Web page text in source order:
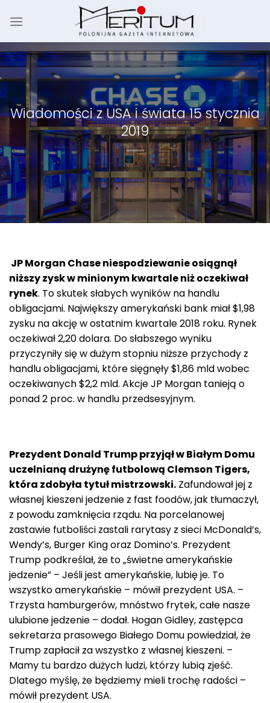
Wiadomości z USA i świata 15 stycznia
2019
JP Morgan Chase niespodziewanie osiągnął
niższy zysk w minionym kwartale niż oczekiwał
rynek. To skutek słabych wyników na handlu
obligacjami. Największy amerykański bank miał $1,98
zysku na akcję w ostatnim kwartale 2018 roku. Rynek
oczekiwał 2,20 dolara. Do słabszego wyniku
przyczyniły się w dużym stopniu niższe przychody z
handlu obligacjami, które sięgnęły $1,86 mld wobec
oczekiwanych $2,2 mld. Akcje JP Morgan tanieją o
ponad 2 proc. w handlu przedsesyjnym.
Prezydent Donald Trump przyjął w Białym Domu
uczelnianą drużynę futbolową Clemson Tigers,
która zdobyła tytuł mistrzowski. Zafundował jej z
własnej kieszeni jedzenie z fast foodów, jak tłumaczył,
z powodu zamknięcia rządu. Na porcelanowej
zastawie futboliści zastali rarytasy z sieci McDonald’s,
Wendy’s, Burger King oraz Domino’s. Prezydent
Trump podkreślał, że to „świetne amerykańskie
jedzenie” – Jeśli jest amerykańskie, lubię je. To
wszystko amerykańskie – mówił prezydent USA. –
Trzysta hamburgerów, mnóstwo frytek, całe nasze
ulubione jedzenie – dodał. Hogan Gidley, zastępca
sekretarza prasowego Białego Domu powiedział, że
Trump zapłacił za wszystko z własnej kieszeni. –
Mamy tu bardzo dużych ludzi, którzy lubią zjeść.
Dlatego myślę, że będziemy mieli trochę radości –
mówił prezydent USA.